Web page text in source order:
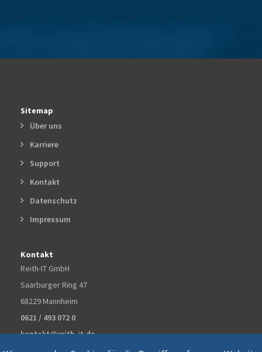
Sitemap
Über uns
Karriere
Support
Kontakt
Datenschutz
Impressum
Kontakt
Reith-IT GmbH
Saarburger Ring 47
68229 Mannheim
0621 / 493 072 0
kontakt@reith-it.de